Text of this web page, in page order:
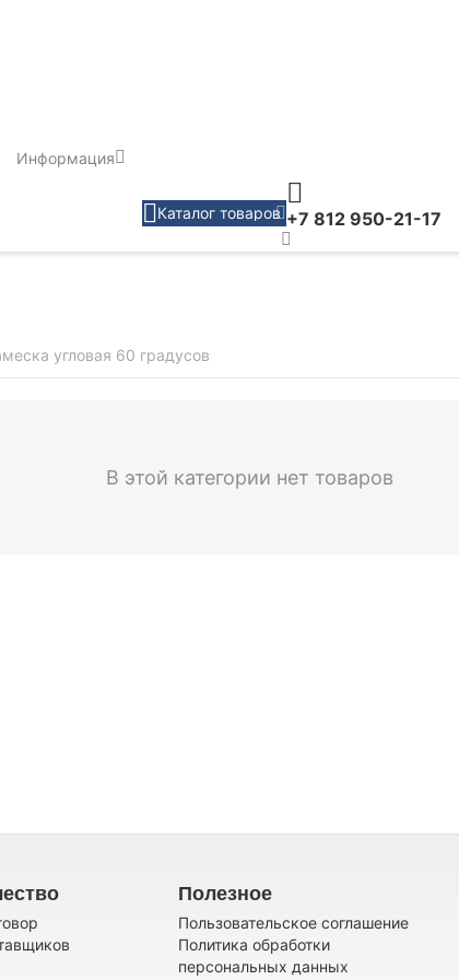
Информация
Каталог товаров +7 812 950-21-17
угловая 60 градусов
В этой категории нет товаров
Полезное
Пользовательское соглашение
Политика обработки
персональных данных